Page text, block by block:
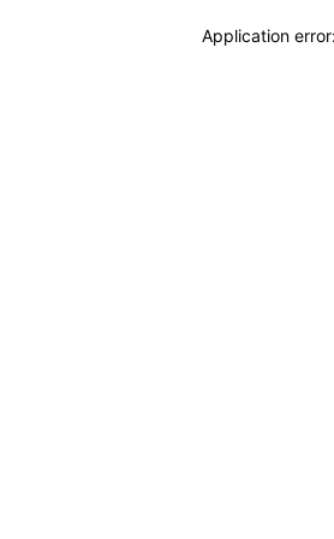
Application